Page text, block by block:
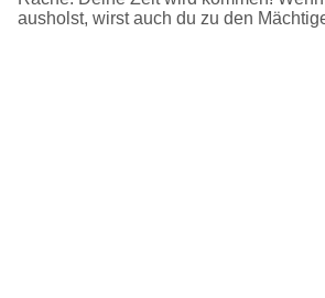
ausholst, wirst auch du zu den